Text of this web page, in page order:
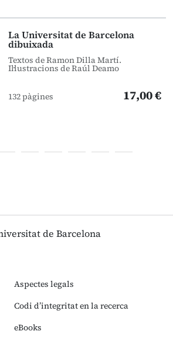
La Universitat de Barcelona
dibuixada
Textos de Ramon Dilla Martí.
Il·lustracions de Raúl Deamo
132 pàgines 17,00 €
Aspectes legals
Codi d’integritat en la recerca
eBooks